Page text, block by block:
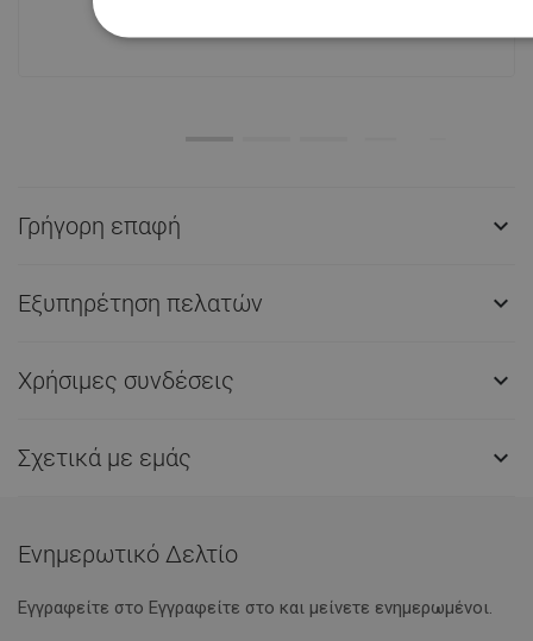
Γρήγορη επαφή 
Εξυπηρέτηση πελατών 
Χρήσιμες συνδέσεις 
Σχετικά με εμάς 
Ενημερωτικό Δελτίο
Εγγραφείτε στο Eγγραφείτε στο και μείνετε ενημερωμένοι.